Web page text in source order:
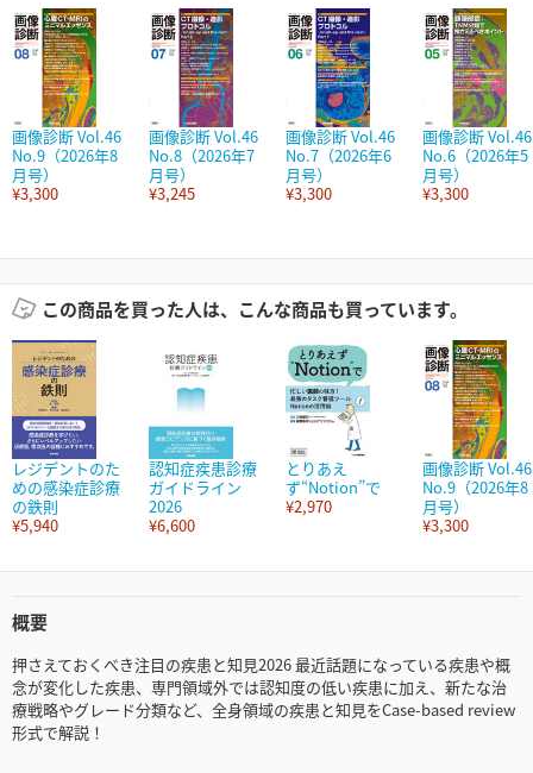
画像診断 Vol.46
No.9（2026年8
月号）
¥3,300
画像診断 Vol.46
No.8（2026年7
月号）
¥3,245
画像診断 Vol.46
No.7（2026年6
月号）
¥3,300
画像診断 Vol.46
No.6（2026年5
月号）
¥3,300
この商品を買った人は、こんな商品も買っています。
レジデントのた
めの感染症診療
の鉄則
¥5,940
認知症疾患診療
ガイドライン
2026
¥6,600
とりあえ
ず“Notion”で
¥2,970
画像診断 Vol.46
No.9（2026年8
月号）
¥3,300
概要
押さえておくべき注目の疾患と知見2026 最近話題になっている疾患や概
念が変化した疾患、専門領域外では認知度の低い疾患に加え、新たな治
療戦略やグレード分類など、全身領域の疾患と知見をCase-based review
形式で解説！